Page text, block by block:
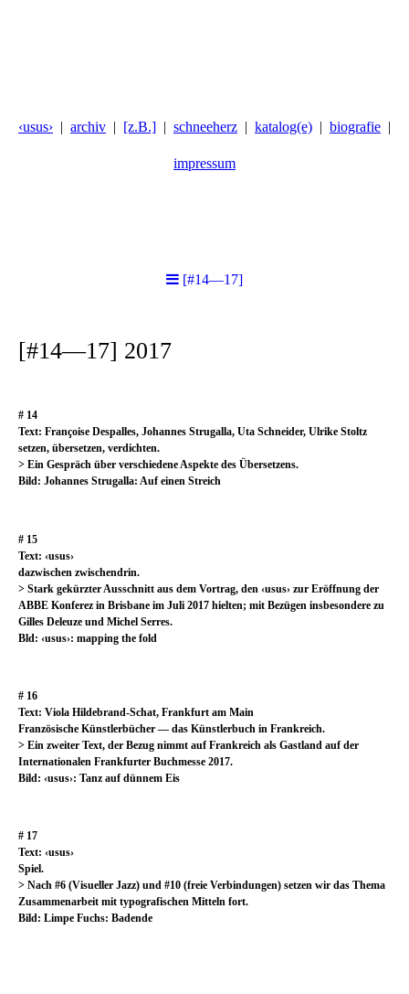
‹usus› archiv [z.B.] schneeherz katalog(e) biografie
impressum
[#14—17]
[#14—17] 2017
# 14
Text: Françoise Despalles, Johannes Strugalla, Uta Schneider, Ulrike Stoltz
setzen, übersetzen, verdichten.
> Ein Gespräch über verschiedene Aspekte des Übersetzens.
Bild: Johannes Strugalla: Auf einen Streich
# 15
Text: ‹usus›
dazwischen zwischendrin.
> Stark gekürzter Ausschnitt aus dem Vortrag, den ‹usus› zur Eröffnung der
ABBE Konferez in Brisbane im Juli 2017 hielten; mit Bezügen insbesondere zu
Gilles Deleuze und Michel Serres.
Bld: ‹usus›: mapping the fold
# 16
Text: Viola Hildebrand-Schat, Frankfurt am Main
Französische Künstlerbücher — das Künstlerbuch in Frankreich.
> Ein zweiter Text, der Bezug nimmt auf Frankreich als Gastland auf der
Internationalen Frankfurter Buchmesse 2017.
Bild: ‹usus›: Tanz auf dünnem Eis
# 17
Text: ‹usus›
Spiel.
> Nach #6 (Visueller Jazz) und #10 (freie Verbindungen) setzen wir das Thema
Zusammenarbeit mit typografischen Mitteln fort.
Bild: Limpe Fuchs: Badende